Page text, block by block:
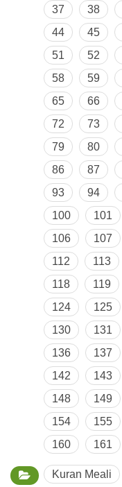
37
38
44
45
51
52
58
59
65
66
72
73
79
80
86
87
93
94
100
101
106
107
112
113
118
119
124
125
130
131
136
137
142
143
148
149
154
155
160
161
Kuran Meali